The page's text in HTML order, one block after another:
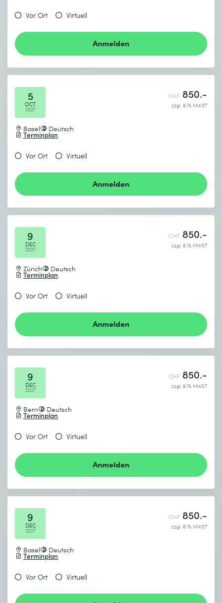
Vor Ort Virtuell
Anmelden
5
OCT
2027
Basel Deutsch
Terminplan
CHF 850.-
zzgl. 8.1% MWST
Vor Ort Virtuell
Anmelden
9
DEC
2027
Zürich Deutsch
Terminplan
CHF 850.-
zzgl. 8.1% MWST
Vor Ort Virtuell
Anmelden
9
DEC
2027
Bern Deutsch
Terminplan
CHF 850.-
zzgl. 8.1% MWST
Vor Ort Virtuell
Anmelden
9
DEC
2027
Basel Deutsch
Terminplan
CHF 850.-
zzgl. 8.1% MWST
Vor Ort Virtuell